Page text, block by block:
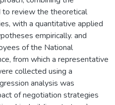
review the theoretical
with a quantitative applied
empirically. and
of the National
from which a representative
collected using a
analysis was
of negotiation strategies